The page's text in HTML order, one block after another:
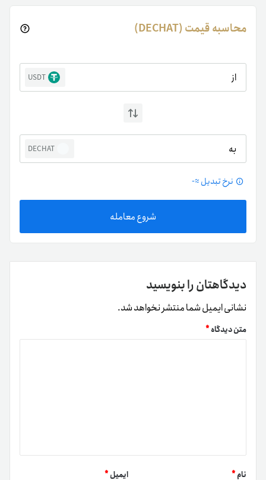
محاسبه قیمت (DECHAT)
از USDT
به DECHAT
نرخ تبدیل ≈-
شروع معامله
دیدگاهتان را بنویسید
نشانی ایمیل شما منتشر نخواهد شد.
متن دیدگاه*
نام* ایمیل*